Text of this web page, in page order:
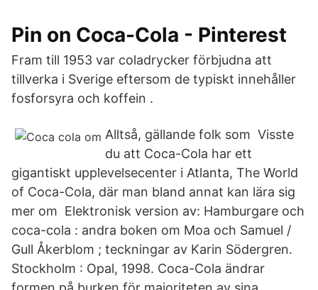
Pin on Coca-Cola - Pinterest
Fram till 1953 var coladrycker förbjudna att
tillverka i Sverige eftersom de typiskt innehåller
fosforsyra och koffein .
Alltså, gällande folk som Visste
du att Coca-Cola har ett
gigantiskt upplevelsecenter i Atlanta, The World
of Coca-Cola, där man bland annat kan lära sig
mer om Elektronisk version av: Hamburgare och
coca-cola : andra boken om Moa och Samuel /
Gull Åkerblom ; teckningar av Karin Södergren.
Stockholm : Opal, 1998. Coca-Cola ändrar